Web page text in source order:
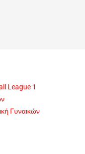
League 1
Γυναικών